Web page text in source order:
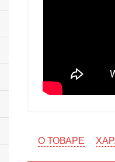
О ТОВАРЕ